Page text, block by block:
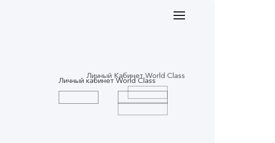
Личный Кабинет World Class
Личный кабинет World Class